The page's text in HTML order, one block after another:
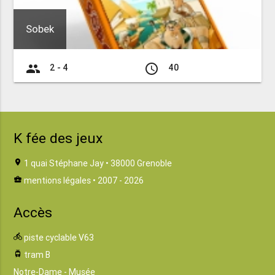
Sobek
group 2 - 4 access_time 40
K fée des jeux
location_on 1 quai Stéphane Jay • 38000 Grenoble
business_center mentions légales • 2007 - 2026
Accès
directions_bike piste cyclable V63
tram tram B
Notre-Dame - Musée